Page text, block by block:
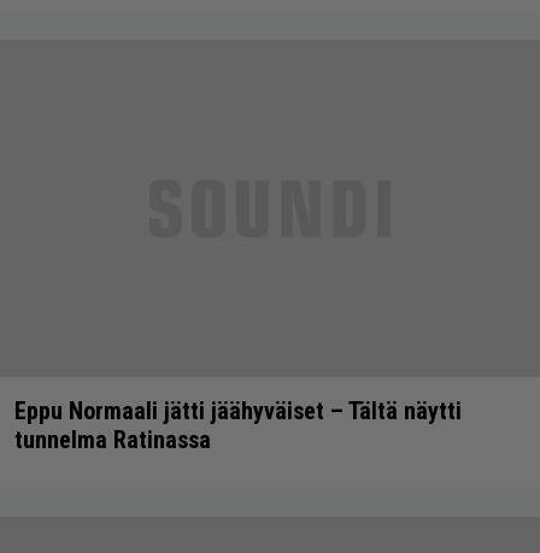
Eppu Normaali jätti jäähyväiset – Tältä näytti
tunnelma Ratinassa